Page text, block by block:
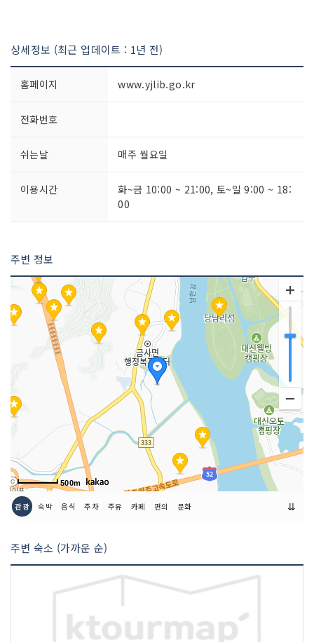
상세정보 (최근 업데이트 : 1년 전)
홈페이지 www.yjlib.go.kr
전화번호
쉬는날 매주 월요일
이용시간
화~금 10:00 ~ 21:00, 토~일 9:00 ~ 18:
00
주변 정보
500m
관광 숙박 음식 주차 주유 카페 편의 문화 ⇊
주변 숙소 (가까운 순)